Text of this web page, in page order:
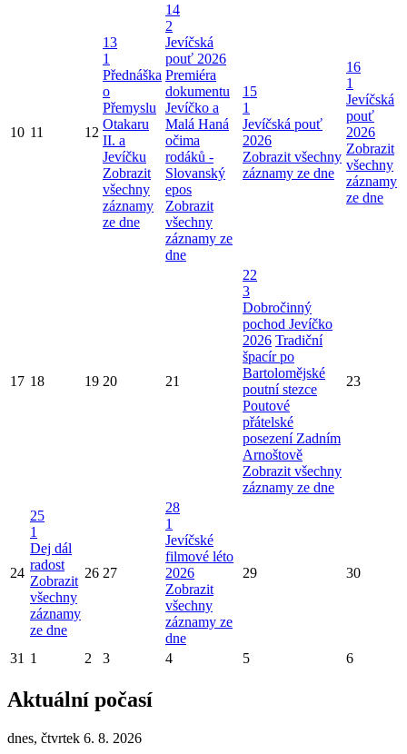
10 11 12
13
1
Přednáška
o
Přemyslu
Otakaru
II. a
Jevíčku
Zobrazit
všechny
záznamy
ze dne
14
2
Jevíčská
pouť 2026
Premiéra
dokumentu
Jevíčko a
Malá Haná
očima
rodáků -
Slovanský
epos
Zobrazit
všechny
záznamy ze
dne
15
1
Jevíčská pouť
2026
Zobrazit všechny
záznamy ze dne
16
1
Jevíčská
pouť
2026
Zobrazit
všechny
záznamy
ze dne
17 18 19 20 21
22
3
Dobročinný
pochod Jevíčko
2026 Tradiční
špacír po
Bartolomějské
poutní stezce
Poutové
přátelské
posezení Zadním
Arnoštově
Zobrazit všechny
záznamy ze dne
23
24
25
1
Dej dál
radost
Zobrazit
všechny
záznamy
ze dne
26 27
28
1
Jevíčské
filmové léto
2026
Zobrazit
všechny
záznamy ze
dne
29 30
31 1 2 3 4 5 6
Aktuální počasí
dnes, čtvrtek 6. 8. 2026